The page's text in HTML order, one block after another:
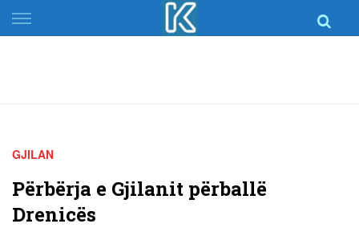
Skip
to
GJILAN
Përbërja e Gjilanit përballë
Drenicës